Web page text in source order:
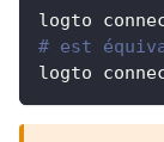
logto
# est
logto